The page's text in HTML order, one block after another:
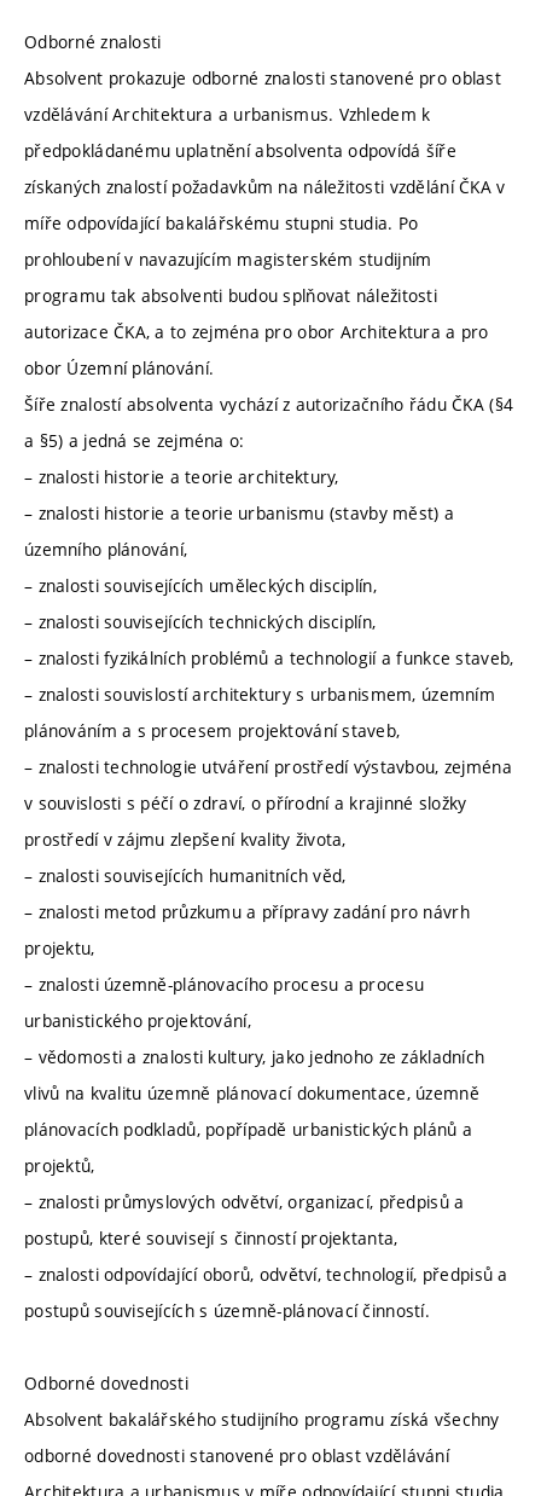
Odborné znalosti
Absolvent prokazuje odborné znalosti stanovené pro oblast
vzdělávání Architektura a urbanismus. Vzhledem k
předpokládanému uplatnění absolventa odpovídá šíře
získaných znalostí požadavkům na náležitosti vzdělání ČKA v
míře odpovídající bakalářskému stupni studia. Po
prohloubení v navazujícím magisterském studijním
programu tak absolventi budou splňovat náležitosti
autorizace ČKA, a to zejména pro obor Architektura a pro
obor Územní plánování.
Šíře znalostí absolventa vychází z autorizačního řádu ČKA (§4
a §5) a jedná se zejména o:
– znalosti historie a teorie architektury,
– znalosti historie a teorie urbanismu (stavby měst) a
územního plánování,
– znalosti souvisejících uměleckých disciplín,
– znalosti souvisejících technických disciplín,
– znalosti fyzikálních problémů a technologií a funkce staveb,
– znalosti souvislostí architektury s urbanismem, územním
plánováním a s procesem projektování staveb,
– znalosti technologie utváření prostředí výstavbou, zejména
v souvislosti s péčí o zdraví, o přírodní a krajinné složky
prostředí v zájmu zlepšení kvality života,
– znalosti souvisejících humanitních věd,
– znalosti metod průzkumu a přípravy zadání pro návrh
projektu,
– znalosti územně-plánovacího procesu a procesu
urbanistického projektování,
– vědomosti a znalosti kultury, jako jednoho ze základních
vlivů na kvalitu územně plánovací dokumentace, územně
plánovacích podkladů, popřípadě urbanistických plánů a
projektů,
– znalosti průmyslových odvětví, organizací, předpisů a
postupů, které souvisejí s činností projektanta,
– znalosti odpovídající oborů, odvětví, technologií, předpisů a
postupů souvisejících s územně-plánovací činností.
Odborné dovednosti
Absolvent bakalářského studijního programu získá všechny
odborné dovednosti stanovené pro oblast vzdělávání